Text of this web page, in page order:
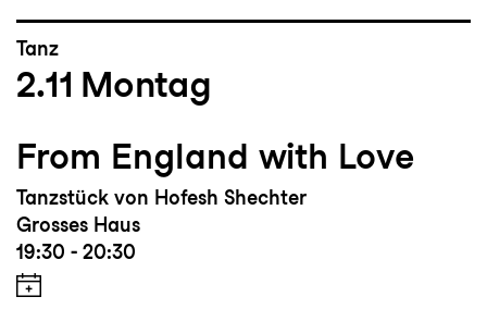
Tanz
2.11 Montag
From England with Love
Tanzstück von Hofesh Shechter
Grosses Haus
19:30 - 20:30